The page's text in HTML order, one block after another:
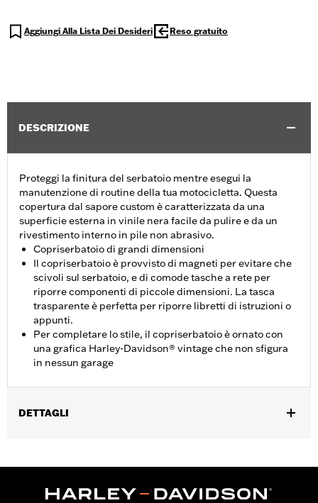
Aggiungi Alla Lista Dei Desideri Reso gratuito
DESCRIZIONE
Proteggi la finitura del serbatoio mentre esegui la
manutenzione di routine della tua motocicletta. Questa
copertura dal sapore custom è caratterizzata da una
superficie esterna in vinile nera facile da pulire e da un
rivestimento interno in pile non abrasivo.
Copriserbatoio di grandi dimensioni
Il copriserbatoio è provvisto di magneti per evitare che
scivoli sul serbatoio, e di comode tasche a rete per
riporre componenti di piccole dimensioni. La tasca
trasparente è perfetta per riporre libretti di istruzioni o
appunti.
Per completare lo stile, il copriserbatoio è ornato con
una grafica Harley-Davidson® vintage che non sfigura
in nessun garage
DETTAGLI
Venduti singolarmente:Ciascuno